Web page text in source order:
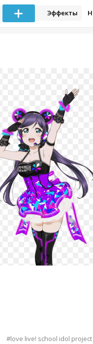
Эффекты
#love live! school idol project